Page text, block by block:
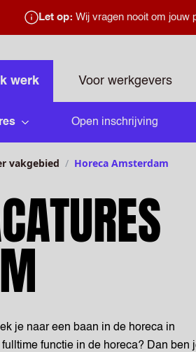
Let op: Wij vragen nooit om jouw
werk Voor werkgevers
Open inschrijving
vakgebied Horeca Amsterdam
je naar een baan in de horeca in
functie in de horeca? Dan ben